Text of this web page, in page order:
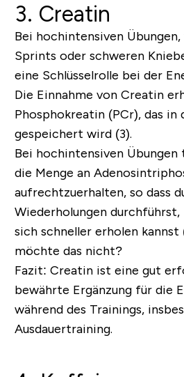
3. Creatin
Bei hochintensiven Übungen,
Sprints oder schweren
eine Schlüsselrolle bei der
Die Einnahme von Creatin
Phosphokreatin (PCr), das in
gespeichert wird (3).
Bei hochintensiven Übungen
die Menge an
aufrechtzuerhalten, so dass
Wiederholungen
sich schneller erholen kannst
möchte das nicht?
Fazit: Creatin ist eine gut
bewährte Ergänzung für die
während des Trainings,
Ausdauertraining.